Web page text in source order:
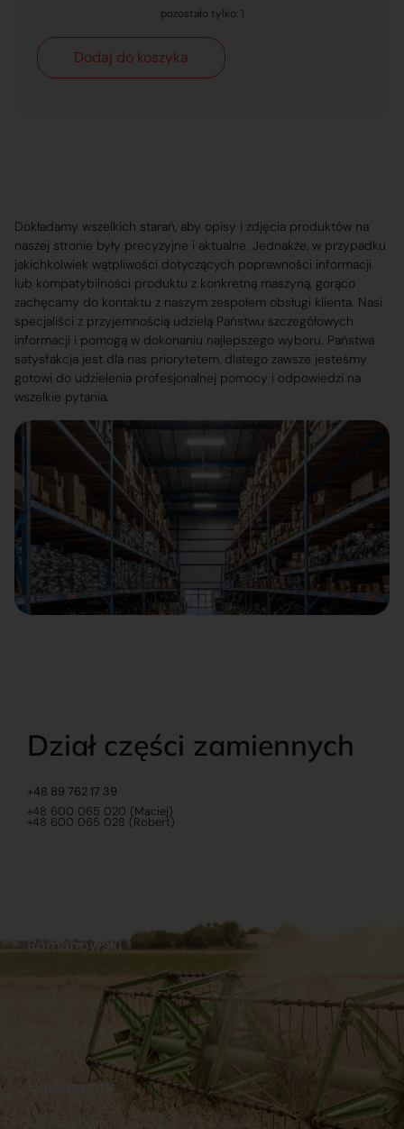
pozostało tylko: 1
Dodaj do koszyka
Dokładamy wszelkich starań, aby opisy i zdjęcia produktów na
naszej stronie były precyzyjne i aktualne. Jednakże, w przypadku
jakichkolwiek wątpliwości dotyczących poprawności informacji
lub kompatybilności produktu z konkretną maszyną, gorąco
zachęcamy do kontaktu z naszym zespołem obsługi klienta. Nasi
specjaliści z przyjemnością udzielą Państwu szczegółowych
informacji i pomogą w dokonaniu najlepszego wyboru. Państwa
satysfakcja jest dla nas priorytetem, dlatego zawsze jesteśmy
gotowi do udzielenia profesjonalnej pomocy i odpowiedzi na
wszelkie pytania.
Dział części zamiennych
+48 89 762 17 39
+48 600 065 020 (Maciej)
+48 600 065 028 (Robert)
Dokumenty
Regulamin Dostawy
Romanowski
Sklep internetowy
Praca
Ubezpieczenia